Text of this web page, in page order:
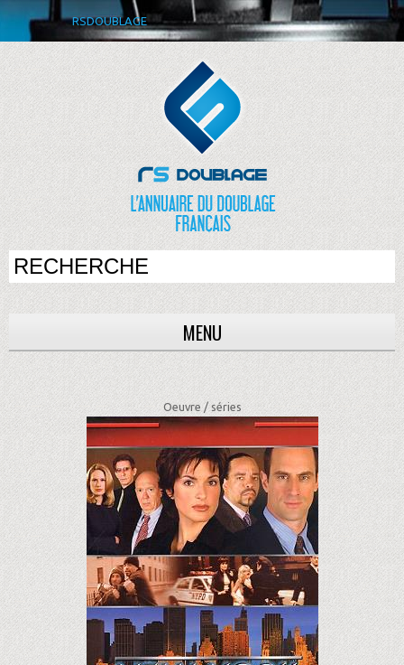
RSDOUBLAGE
MENU
Oeuvre /séries